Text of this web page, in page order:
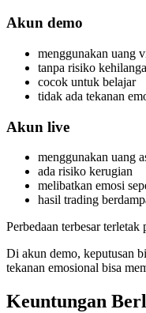
Akun demo
menggunakan uang
tanpa risiko
cocok untuk belajar
tidak ada tekanan
Akun live
menggunakan uang
ada risiko kerugian
melibatkan emosi
hasil trading
Perbedaan terbesar
Di akun demo, keputusan
tekanan emosional bisa
Keuntungan